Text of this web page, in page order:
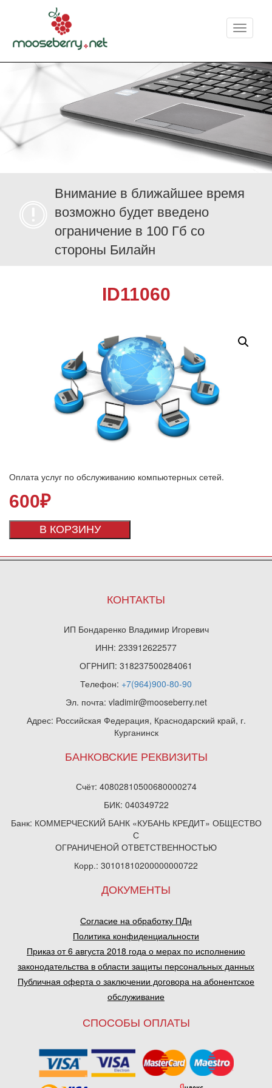
Меню
Внимание в ближайшее время
возможно будет введено
ограничение в 100 Гб со
стороны Билайн
ID11060
Оплата услуг по обслуживанию компьютерных сетей.
600₽
В КОРЗИНУ
КОНТАКТЫ
ИП Бондаренко Владимир Игоревич
ИНН: 233912622577
ОГРНИП: 318237500284061
Телефон: +7(964)900-80-90
Эл. почта: vladimir@mooseberry.net
Адрес: Российская Федерация, Краснодарский край, г.
Курганинск
БАНКОВСКИЕ РЕКВИЗИТЫ
Счёт: 40802810500680000274
БИК: 040349722
Банк: КОММЕРЧЕСКИЙ БАНК «КУБАНЬ КРЕДИТ» ОБЩЕСТВО
С
ОГРАНИЧЕНОЙ ОТВЕТСТВЕННОСТЬЮ
Корр.: 30101810200000000722
ДОКУМЕНТЫ
Согласие на обработку ПДн
Политика конфиденциальности
Приказ от 6 августа 2018 года о мерах по исполнению
законодательства в области защиты персональных данных
Публичная оферта о заключении договора на абонентское
обслуживание
СПОСОБЫ ОПЛАТЫ